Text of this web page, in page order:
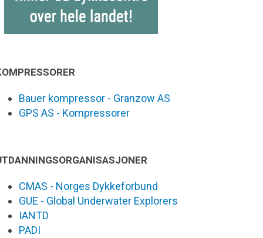
Bauer kompressor - Granzow AS
GPS AS - Kompressorer
CMAS - Norges Dykkeforbund
GUE - Global Underwater Explorers
IANTD
PADI